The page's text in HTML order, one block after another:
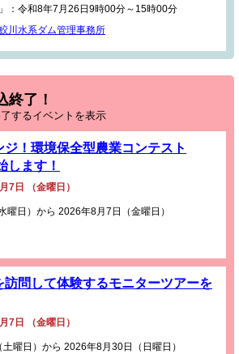
：令和8年7月26日9時00分～15時00分
川水系ダム管理事務所
終了！
するイベントを表示
！環境保全型農業コンテスト
します！
7日 （金曜日）
曜日）から 2026年8月7日（金曜日）
訪問して体験するモニターツアーを
7日 （金曜日）
曜日）から 2026年8月30日（日曜日）